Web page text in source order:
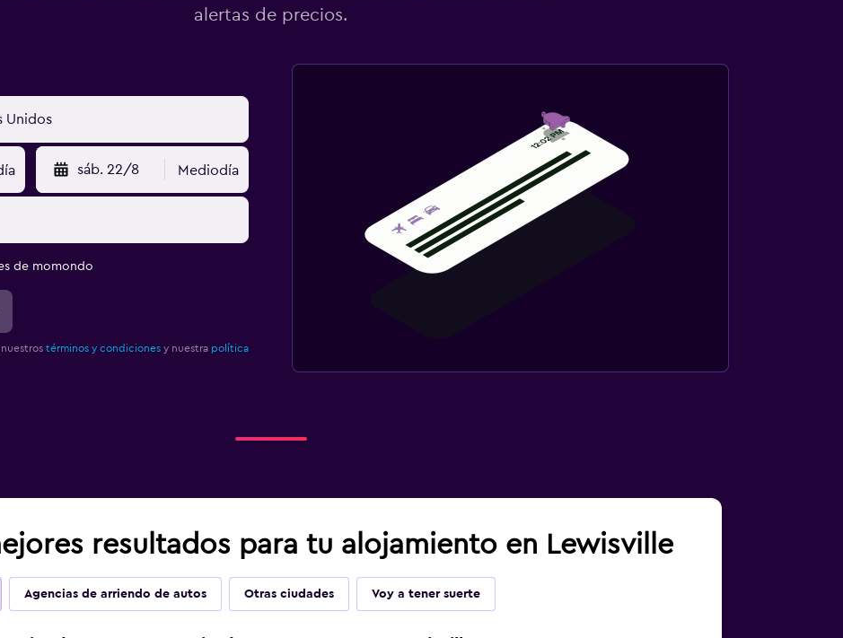
alertas de precios.
sáb. 22/8 Mediodía
de momondo
términos y condicionesy nuestra política
resultados para tu alojamiento en Lewisville
Agencias de arriendo de autos Otras ciudades Voy a tener suerte